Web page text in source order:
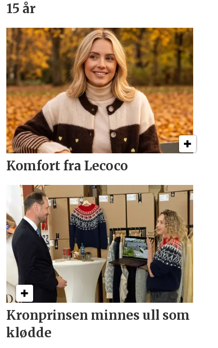
15 år
Komfort fra Lecoco
Kronprinsen minnes ull som
klødde